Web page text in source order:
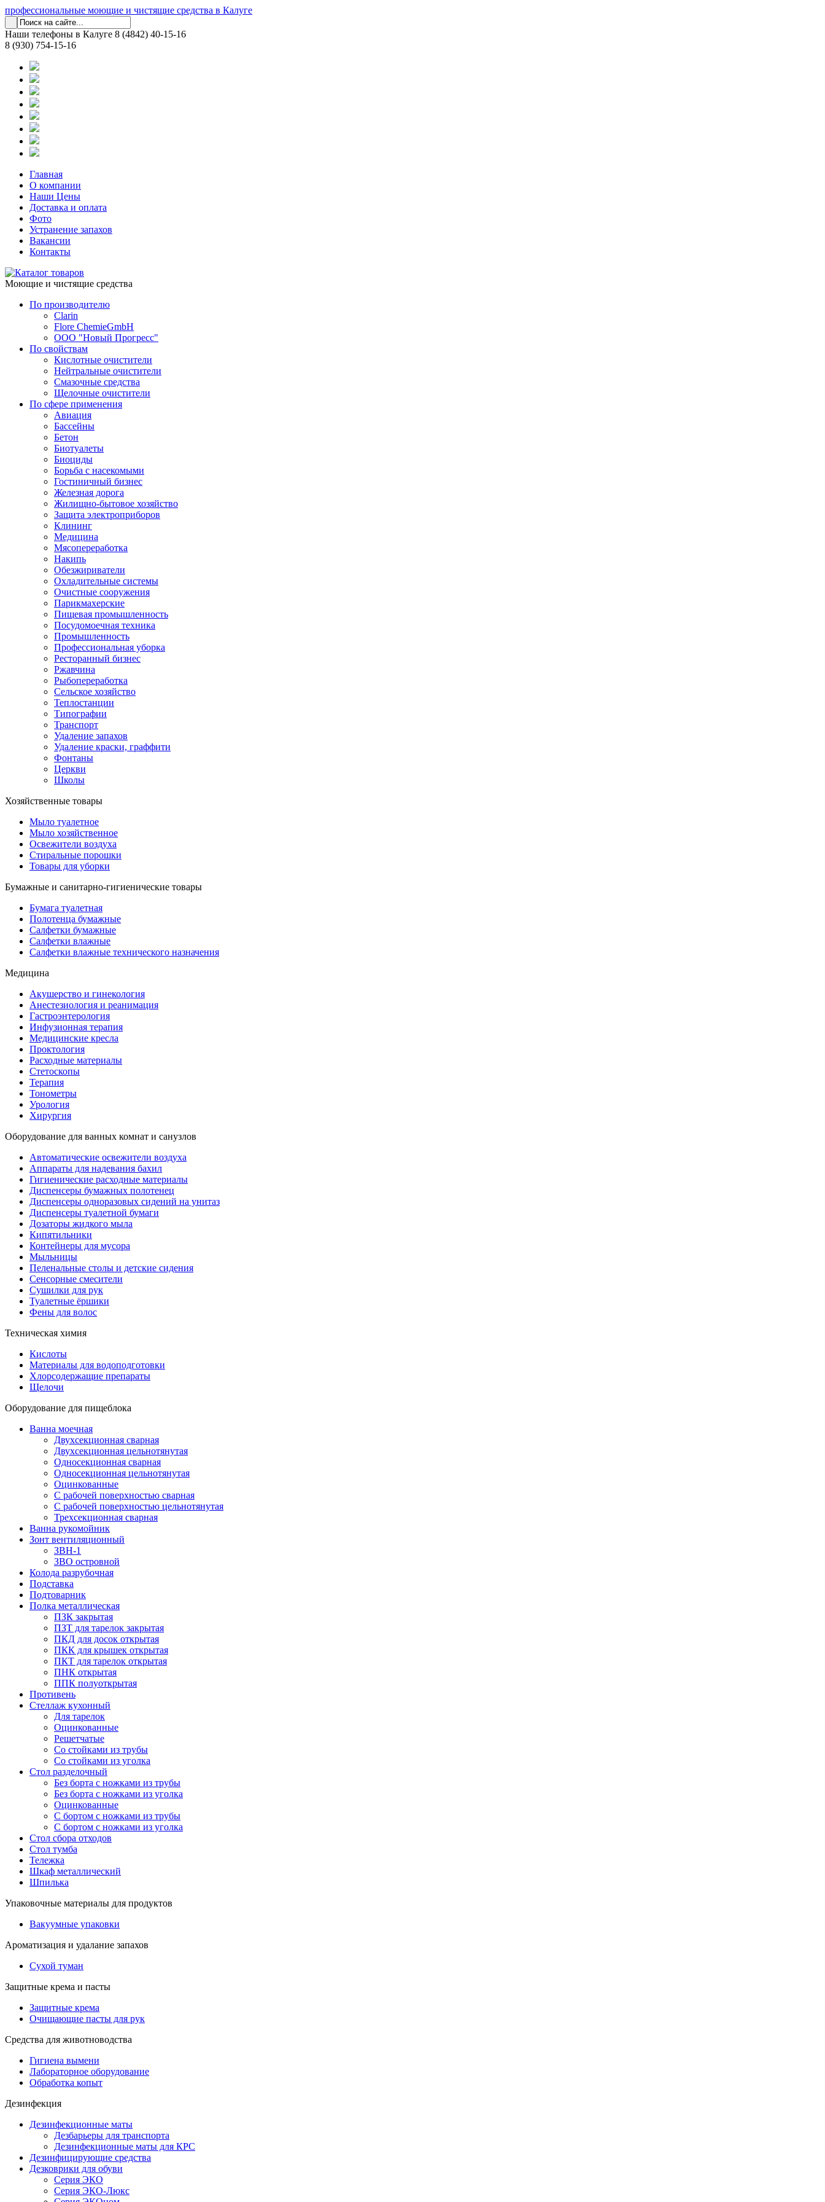
профессиональные моющие и чистящие средства в Калуге
Наши телефоны в Калуге 8 (4842) 40-15-16
8 (930) 754-15-16
Главная
О компании
Наши Цены
Доставка и оплата
Фото
Устранение запахов
Вакансии
Контакты
Моющие и чистящие средства
По производителю
Clarin
Flore ChemieGmbH
ООО "Новый Прогресс"
По свойствам
Кислотные очистители
Нейтральные очистители
Смазочные средства
Щелочные очистители
По сфере применения
Авиация
Бассейны
Бетон
Биотуалеты
Биоциды
Борьба с насекомыми
Гостиничный бизнес
Железная дорога
Жилищно-бытовое хозяйство
Защита электроприборов
Клининг
Медицина
Мясопереработка
Накипь
Обезжириватели
Охладительные системы
Очистные сооружения
Парикмахерские
Пищевая промышленность
Посудомоечная техника
Промышленность
Профессиональная уборка
Ресторанный бизнес
Ржавчина
Рыбопереработка
Сельское хозяйство
Теплостанции
Типографии
Транспорт
Удаление запахов
Удаление краски, граффити
Фонтаны
Церкви
Школы
Хозяйственные товары
Мыло туалетное
Мыло хозяйственное
Освежители воздуха
Стиральные порошки
Товары для уборки
Бумажные и санитарно-гигиенические товары
Бумага туалетная
Полотенца бумажные
Салфетки бумажные
Салфетки влажные
Салфетки влажные технического назначения
Медицина
Акушерство и гинекология
Анестезиология и реанимация
Гастроэнтерология
Инфузионная терапия
Медицинские кресла
Проктология
Расходные материалы
Стетоскопы
Терапия
Тонометры
Урология
Хирургия
Оборудование для ванных комнат и санузлов
Автоматические освежители воздуха
Аппараты для надевания бахил
Гигиенические расходные материалы
Диспенсеры бумажных полотенец
Диспенсеры одноразовых сидений на унитаз
Диспенсеры туалетной бумаги
Дозаторы жидкого мыла
Кипятильники
Контейнеры для мусора
Мыльницы
Пеленальные столы и детские сидения
Сенсорные смесители
Сушилки для рук
Туалетные ёршики
Фены для волос
Техническая химия
Кислоты
Материалы для водоподготовки
Хлорсодержащие препараты
Щелочи
Оборудование для пищеблока
Ванна моечная
Двухсекционная сварная
Двухсекционная цельнотянутая
Односекционная сварная
Односекционная цельнотянутая
Оцинкованные
С рабочей поверхностью сварная
С рабочей поверхностью цельнотянутая
Трехсекционная сварная
Ванна рукомойник
Зонт вентиляционный
ЗВН-1
ЗВО островной
Колода разрубочная
Подставка
Подтоварник
Полка металлическая
ПЗК закрытая
ПЗТ для тарелок закрытая
ПКД для досок открытая
ПКК для крышек открытая
ПКТ для тарелок открытая
ПНК открытая
ППК полуоткрытая
Противень
Стеллаж кухонный
Для тарелок
Оцинкованные
Решетчатые
Со стойками из трубы
Со стойками из уголка
Стол разделочный
Без борта с ножками из трубы
Без борта с ножками из уголка
Оцинкованные
С бортом с ножками из трубы
С бортом с ножками из уголка
Стол сбора отходов
Стол тумба
Тележка
Шкаф металлический
Шпилька
Упаковочные материалы для продуктов
Вакуумные упаковки
Ароматизация и удалание запахов
Сухой туман
Защитные крема и пасты
Защитные крема
Очищающие пасты для рук
Средства для животноводства
Гигиена вымени
Лабораторное оборудование
Обработка копыт
Дезинфекция
Дезинфекционные маты
Дезбарьеры для транспорта
Дезинфекционные маты для КРС
Дезинфицирующие средства
Дезковрики для обуви
Серия ЭКО
Серия ЭКО-Люкс